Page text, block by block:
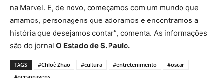
na Marvel. E, de novo, começamos com um mundo que
amamos, personagens que adoramos e encontramos a
história que desejamos contar”, comenta. As informações
são do jornal O Estado de S. Paulo.
TAGS #Chloé Zhao #cultura #entretenimento
#oscar
#personagens